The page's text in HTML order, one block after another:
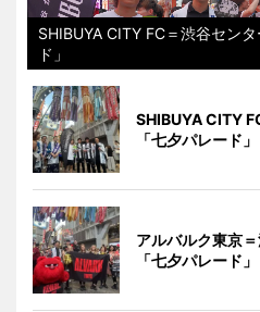
SHIBUYA CITY FC＝渋谷セン
ド」
SHIBUYA CITY
「七夕パレード」
アルバルク東京
「七夕パレード」